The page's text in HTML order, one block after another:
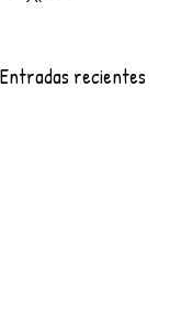
Entradas recientes